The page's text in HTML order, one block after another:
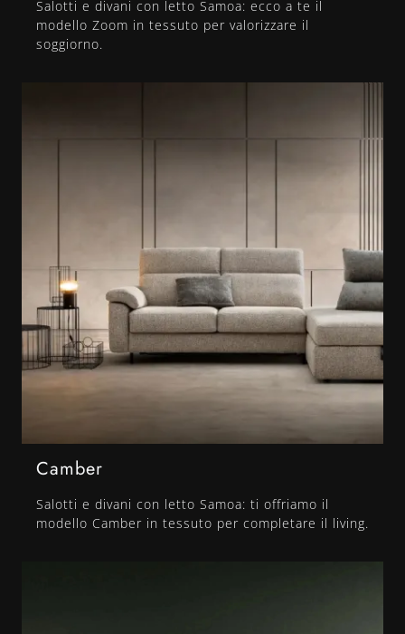
Salotti e divani con letto Samoa: ecco a te il
modello Zoom in tessuto per valorizzare il
soggiorno.
Camber
Salotti e divani con letto Samoa: ti offriamo il
modello Camber in tessuto per completare il living.